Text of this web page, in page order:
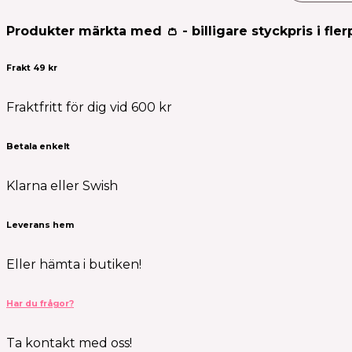
Produkter märkta med 👛 - billigare styckpris i
Frakt 49 kr
Fraktfritt för dig vid 600 kr
Betala enkelt
Klarna eller Swish
Leverans hem
Eller hämta i butiken!
Har du frågor?
Ta kontakt med oss!